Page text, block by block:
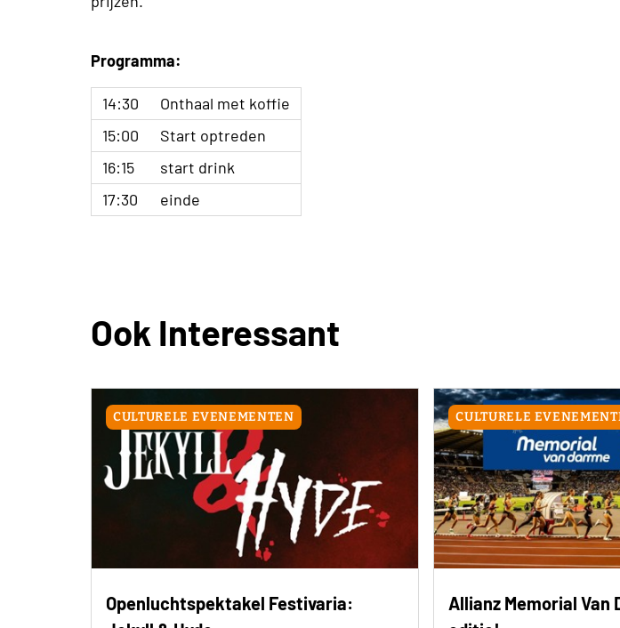
Programma:
14:30
Onthaal met koffie
15:00
Start optreden
16:15
start drink
17:30
einde
Ook Interessant
CULTURELE EVENEMENTEN
Openluchtspektakel Festivaria:
CULTURELE
Allianz Memorial Van